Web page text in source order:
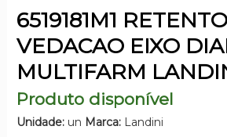
6519181M1
VEDACAO EIXO
MULTIFARM
Produto disponível
Unidade:un Marca:Landini